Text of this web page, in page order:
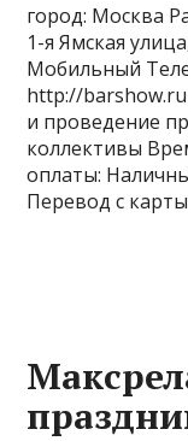
город: Москва
1-я Ямская
Мобильный
http://barshow.ru
и проведение
коллективы
оплаты:
Перевод с карты